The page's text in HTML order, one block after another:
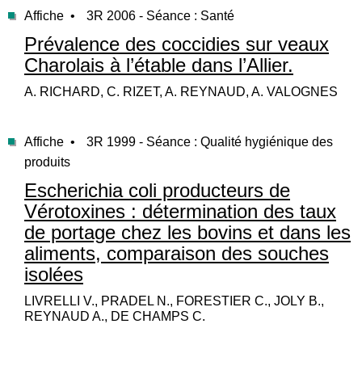
Affiche • 3R 2006 - Séance : Santé
Prévalence des coccidies sur veaux
Charolais à l’étable dans l’Allier.
A. RICHARD, C. RIZET, A. REYNAUD, A. VALOGNES
Affiche •
3R 1999 - Séance : Qualité hygiénique des
produits
Escherichia coli producteurs de
Vérotoxines : détermination des taux
de portage chez les bovins et dans les
aliments, comparaison des souches
isolées
LIVRELLI V., PRADEL N., FORESTIER C., JOLY B.,
REYNAUD A., DE CHAMPS C.